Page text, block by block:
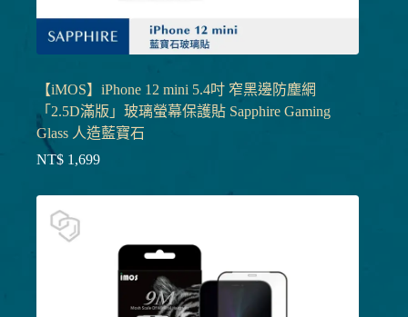
【iMOS】iPhone 12 mini 5.4吋 窄黑邊防塵網
「2.5D滿版」玻璃螢幕保護貼 Sapphire Gaming
Glass 人造藍寶石
NT$ 1,699